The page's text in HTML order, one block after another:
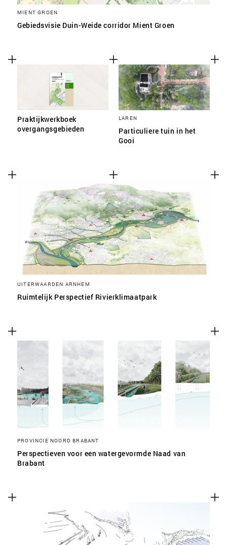
MIENT GROEN
Gebiedsvisie Duin-Weide corridor Mient Groen
Praktijkwerkboek
overgangsgebieden
LAREN
Particuliere tuin in het
Gooi
UITERWAARDEN ARNHEM
Ruimtelijk Perspectief Rivierklimaatpark
PROVINCIE NOORD BRABANT
Perspectieven voor een watergevormde Naad van
Brabant